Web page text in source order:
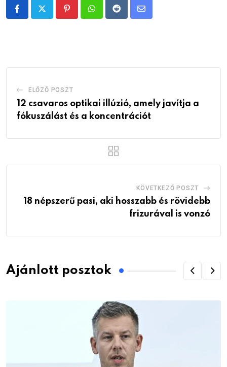
PinterestWhatsappRedditShare
ELŐZŐ POSZT
12 csavaros optikai illúzió, amely javítja a
fókuszálást és a koncentrációt
KÖVETKEZŐ POSZT
18 népszerű pasi, aki hosszabb és rövidebb
frizurával is vonzó
Ajánlott posztok